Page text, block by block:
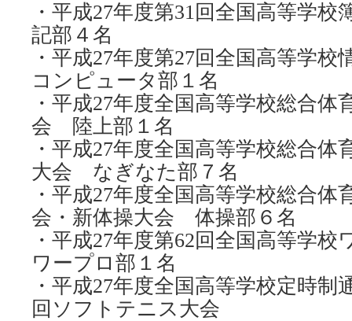
・平成27年度第31回全国高等学
記部４名
・平成27年度第27回全国高等学
コンピュータ部１名
・平成27年度全国高等学校総合体
会 陸上部１名
・平成27年度全国高等学校総合
大会 なぎなた部７名
・平成27年度全国高等学校総合体
会・新体操大会 体操部６名
・平成27年度第62回全国高等学
ワープロ部１名
・平成27年度全国高等学校定時制
回ソフトテニス大会